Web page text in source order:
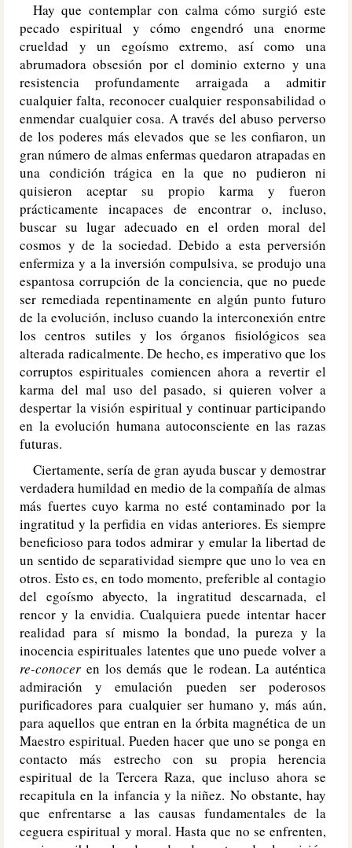
Hay que contemplar con calma cómo surgió este
pecado espiritual y cómo engendró una enorme
crueldad y un egoísmo extremo, así como una
abrumadora obsesión por el dominio externo y una
resistencia profundamente arraigada a admitir
cualquier falta, reconocer cualquier responsabilidad o
enmendar cualquier cosa. A través del abuso perverso
de los poderes más elevados que se les confiaron, un
gran número de almas enfermas quedaron atrapadas en
una condición trágica en la que no pudieron ni
quisieron aceptar su propio karma y fueron
prácticamente incapaces de encontrar o, incluso,
buscar su lugar adecuado en el orden moral del
cosmos y de la sociedad. Debido a esta perversión
enfermiza y a la inversión compulsiva, se produjo una
espantosa corrupción de la conciencia, que no puede
ser remediada repentinamente en algún punto futuro
de la evolución, incluso cuando la interconexión entre
los centros sutiles y los órganos fisiológicos sea
alterada radicalmente. De hecho, es imperativo que los
corruptos espirituales comiencen ahora a revertir el
karma del mal uso del pasado, si quieren volver a
despertar la visión espiritual y continuar participando
en la evolución humana autoconsciente en las razas
futuras.
Ciertamente, sería de gran ayuda buscar y demostrar
verdadera humildad en medio de la compañía de almas
más fuertes cuyo karma no esté contaminado por la
ingratitud y la perfidia en vidas anteriores. Es siempre
beneficioso para todos admirar y emular la libertad de
un sentido de separatividad siempre que uno lo vea en
otros. Esto es, en todo momento, preferible al contagio
del egoísmo abyecto, la ingratitud descarnada, el
rencor y la envidia. Cualquiera puede intentar hacer
realidad para sí mismo la bondad, la pureza y la
inocencia espirituales latentes que uno puede volver a
re-conocer en los demás que le rodean. La auténtica
admiración y emulación pueden ser poderosos
purificadores para cualquier ser humano y, más aún,
para aquellos que entran en la órbita magnética de un
Maestro espiritual. Pueden hacer que uno se ponga en
contacto más estrecho con su propia herencia
espiritual de la Tercera Raza, que incluso ahora se
recapitula en la infancia y la niñez. No obstante, hay
que enfrentarse a las causas fundamentales de la
ceguera espiritual y moral. Hasta que no se enfrenten,